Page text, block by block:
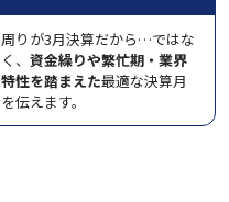
周りが3月決算だから…ではな
く、 資金繰りや繁忙期・業界
特性を踏まえた最適な決算月
を伝えます。